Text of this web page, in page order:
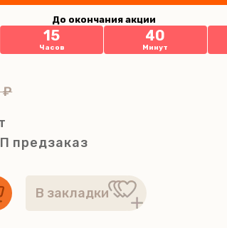
До окончания акции
15
Часов
40
Минут
₽
предзаказ